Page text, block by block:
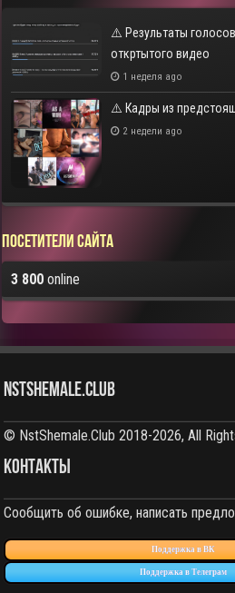
⚠️ Результаты
откртытого видео
1 неделя ago
⚠️ Кадры из
2 недели ago
Посетители сайта
3 800 online
NstShemale.Club
© NstShemale.Club 2018-2026, All
КОНТАКТЫ
Сообщить об ошибке, написать
Поддержка в ВК
Поддержка в Телеграм